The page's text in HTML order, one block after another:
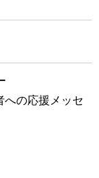
への応援メッセ